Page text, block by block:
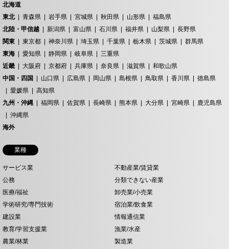
北海道
東北
青森県 岩手県 宮城県 秋田県 山形県
福島県
北陸・甲信越
新潟県 富山県 石川県 福井県 山梨県
長野県
関東
東京都 神奈川県 埼玉県 千葉県 栃木県 茨城県
群馬県
東海
愛知県 静岡県 岐阜県
三重県
近畿
大阪府 京都府 兵庫県 奈良県 滋賀県
和歌山県
中国・四国
山口県 広島県 岡山県 島根県 鳥取県 香川県
徳島県
愛媛県
高知県
九州・沖縄
福岡県 佐賀県 長崎県 熊本県 大分県 宮崎県
鹿児島県
沖縄県
海外
業種
サービス業
不動産業/賃貸業
公務
分類できない産業
医療/福祉
卸売業/小売業
学術研究/専門技術
宿泊業/飲食業
建設業
情報通信業
教育/学習支援業
漁業/水産
農業/林業
製造業